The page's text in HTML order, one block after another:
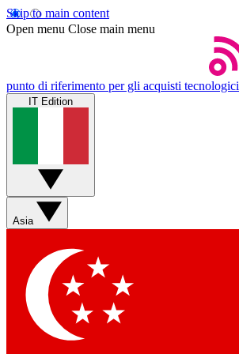
Skip to main content
Open menu Close main menu
punto di riferimento per gli acquisti tecnologici
IT Edition
Asia